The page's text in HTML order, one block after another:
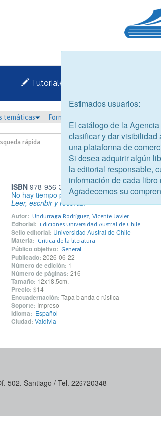
Tutoriales
temáticas Formato
ISBN978-956-390-305-8
No hay tiempo para todo
Leer, escribir y recordar
Autor: Undurraga Rodríguez, Vicente Javier
Editorial: Ediciones Universidad Austral de Chile
Sello editorial: Universidad Austral de Chile
Materia: Crítica de la literatura
Público objetivo: General
Publicado: 2026-06-22
Número de edición: 1
Número de páginas: 216
Tamaño: 12x18.5cm.
Precio: $14
Encuadernación: Tapa blanda o rústica
Soporte: Impreso
Idioma: Español
Ciudad: Valdivia
502. Santiago / Tel. 226720348
Estimados usuarios:
El catálogo de la
clasificar y dar visibilidad
una plataforma de
Si desea adquirir algún
la editorial responsable,
información de cada libro
Agradecemos su